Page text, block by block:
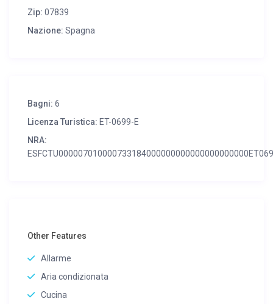
Zip: 07839
Nazione: Spagna
Bagni: 6
Licenza Turistica: ET-0699-E
NRA:
Other Features
Allarme
Aria condizionata
Cucina